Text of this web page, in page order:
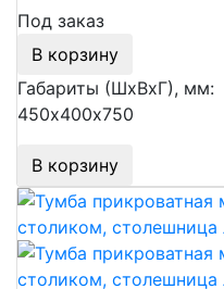
Под заказ
В корзину
Габариты (ШхВхГ), мм:
450х400х750
В корзину